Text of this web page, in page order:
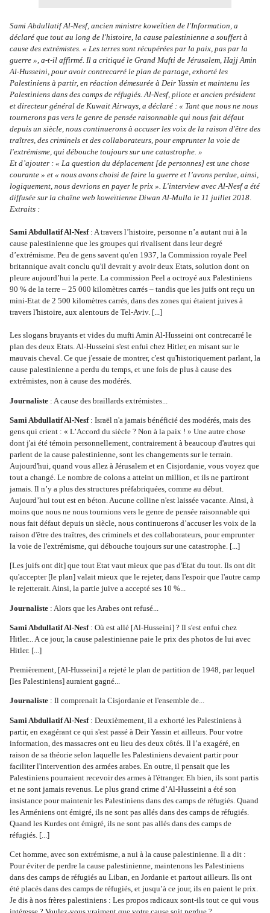
Sami Abdullatif Al-Nesf, ancien ministre koweïtien de l'Information, a
déclaré que tout au long de l'histoire, la cause palestinienne a souffert à
cause des extrémistes. « Les terres sont récupérées par la paix, pas par la
guerre », a-t-il affirmé. Il a critiqué le Grand Mufti de Jérusalem, Hajj Amin
Al-Husseini, pour avoir contrecarré le plan de partage, exhorté les
Palestiniens à partir, en réaction démesurée à Deir Yassin et maintenu les
Palestiniens dans des camps de réfugiés. Al-Nesf, pilote et ancien président
et directeur général de Kuwait Airways, a déclaré : « Tant que nous ne nous
tournerons pas vers le genre de pensée raisonnable qui nous fait défaut
depuis un siècle, nous continuerons à accuser les voix de la raison d'être des
traîtres, des criminels et des collaborateurs, pour emprunter la voie de
l'extrémisme, qui débouche toujours sur une catastrophe. »
Et d’ajouter : « La question du déplacement [de personnes] est une chose
courante » et « nous avons choisi de faire la guerre et l’avons perdue, ainsi,
logiquement, nous devrions en payer le prix ». L'interview avec Al-Nesf a été
diffusée sur la chaîne web koweïtienne Diwan Al-Mulla le 11 juillet 2018
Extraits :
Sami Abdullatif Al-Nesf : A travers l’histoire, personne n’a autant nui à la
cause palestinienne que les groupes qui rivalisent dans leur degré
d’extrémisme. Peu de gens savent qu'en 1937, la Commission royale Peel
britannique avait conclu qu'il devrait y avoir deux Etats, solution dont on
pleure aujourd’hui la perte. La commission Peel a octroyé aux Palestiniens
90 % de la terre – 25 000 kilomètres carrés – tandis que les juifs ont reçu un
mini-Etat de 2 500 kilomètres carrés, dans des zones qui étaient juives à
travers l'histoire, aux alentours de Tel-Aviv. [...]
Les slogans bruyants et vides du mufti Amin Al-Husseini ont contrecarré le
plan des deux Etats. Al-Husseini s'est enfui chez Hitler, en misant sur le
mauvais cheval. Ce que j'essaie de montrer, c'est qu'historiquement parlant, la
cause palestinienne a perdu du temps, et une fois de plus à cause des
extrémistes, non à cause des modérés.
Journaliste : A cause des braillards extrémistes...
Sami Abdullatif Al-Nesf : Israël n'a jamais bénéficié des modérés, mais des
gens qui crient : « L’Accord du siècle ? Non à la paix ! » Une autre chose
dont j'ai été témoin personnellement, contrairement à beaucoup d'autres qui
parlent de la cause palestinienne, sont les changements sur le terrain.
Aujourd'hui, quand vous allez à Jérusalem et en Cisjordanie, vous voyez que
tout a changé. Le nombre de colons a atteint un million, et ils ne partiront
jamais. Il n’y a plus des structures préfabriquées, comme au début.
Aujourd’hui tout est en béton. Aucune colline n'est laissée vacante. Ainsi, à
moins que nous ne nous tournions vers le genre de pensée raisonnable qui
nous fait défaut depuis un siècle, nous continuerons d’accuser les voix de la
raison d'être des traîtres, des criminels et des collaborateurs, pour emprunter
la voie de l'extrémisme, qui débouche toujours sur une catastrophe. [...]
[Les juifs ont dit] que tout Etat vaut mieux que pas d'Etat du tout. Ils ont dit
qu'accepter [le plan] valait mieux que le rejeter, dans l'espoir que l'autre camp
le rejetterait. Ainsi, la partie juive a accepté ses 10 %...
Journaliste : Alors que les Arabes ont refusé...
Sami Abdullatif Al-Nesf : Où est allé [Al-Husseini] ? Il s'est enfui chez
Hitler... A ce jour, la cause palestinienne paie le prix des photos de lui avec
Hitler. [...]
Premièrement, [Al-Husseini] a rejeté le plan de partition de 1948, par lequel
[les Palestiniens] auraient gagné...
Journaliste : Il comprenait la Cisjordanie et l'ensemble de...
Sami Abdullatif Al-Nesf : Deuxièmement, il a exhorté les Palestiniens à
partir, en exagérant ce qui s'est passé à Deir Yassin et ailleurs. Pour votre
information, des massacres ont eu lieu des deux côtés. Il l’a exagéré, en
raison de sa théorie selon laquelle les Palestiniens devaient partir pour
faciliter l'intervention des armées arabes. En outre, il pensait que les
Palestiniens pourraient recevoir des armes à l'étranger. Eh bien, ils sont partis
et ne sont jamais revenus. Le plus grand crime d’Al-Husseini a été son
insistance pour maintenir les Palestiniens dans des camps de réfugiés. Quand
les Arméniens ont émigré, ils ne sont pas allés dans des camps de réfugiés.
Quand les Kurdes ont émigré, ils ne sont pas allés dans des camps de
réfugiés. [...]
Cet homme, avec son extrémisme, a nui à la cause palestinienne. Il a dit :
Pour éviter de perdre la cause palestinienne, maintenons les Palestiniens
dans des camps de réfugiés au Liban, en Jordanie et partout ailleurs. Ils ont
été placés dans des camps de réfugiés, et jusqu’à ce jour, ils en paient le prix.
Je dis à nos frères palestiniens : Les propos radicaux sont-ils tout ce qui vous